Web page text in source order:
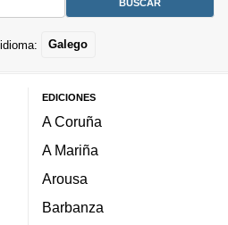
Galego
EDICIONES
A Coruña
A Mariña
Arousa
Barbanza